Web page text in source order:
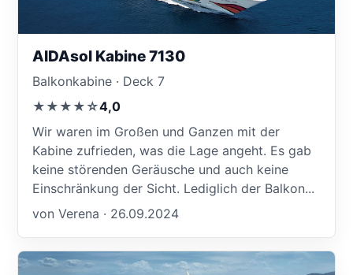
AIDAsol Kabine 7130
Balkonkabine · Deck 7
★★★★☆4,0
Wir waren im Großen und Ganzen mit der
Kabine zufrieden, was die Lage angeht. Es gab
keine störenden Geräusche und auch keine
Einschränkung der Sicht. Lediglich der Balkon...
von Verena · 26.09.2024